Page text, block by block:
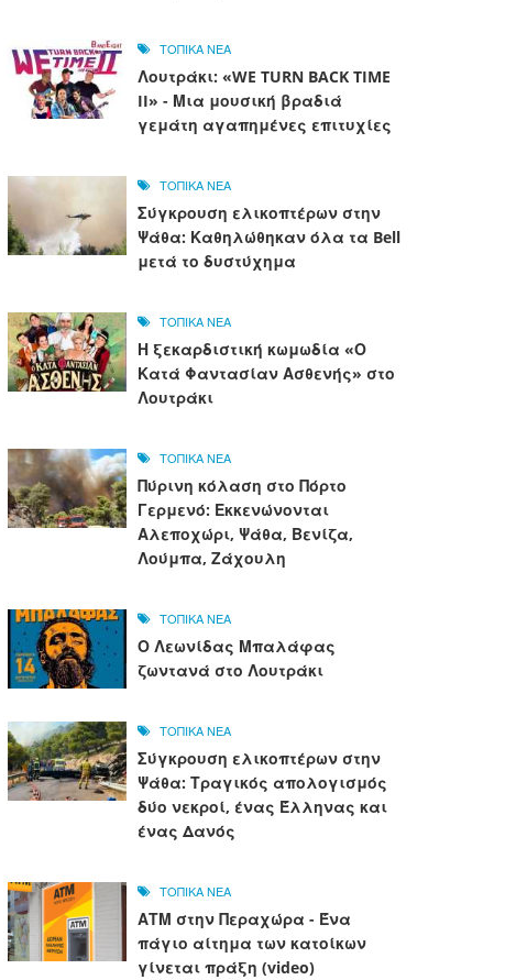
ΤΟΠΙΚΑ ΝΕΑ
Λουτράκι: «WE TURN BACK TIME
II» - Μια μουσική βραδιά
γεμάτη αγαπημένες επιτυχίες
ΤΟΠΙΚΑ ΝΕΑ
Σύγκρουση ελικοπτέρων στην
Ψάθα: Καθηλώθηκαν όλα τα Bell
μετά το δυστύχημα
ΤΟΠΙΚΑ ΝΕΑ
Η ξεκαρδιστική κωμωδία «Ο
Κατά Φαντασίαν Ασθενής» στο
Λουτράκι
ΤΟΠΙΚΑ ΝΕΑ
Πύρινη κόλαση στο Πόρτο
Γερμενό: Εκκενώνονται
Αλεποχώρι, Ψάθα, Βενίζα,
Λούμπα, Ζάχουλη
ΤΟΠΙΚΑ ΝΕΑ
Ο Λεωνίδας Μπαλάφας
ζωντανά στο Λουτράκι
ΤΟΠΙΚΑ ΝΕΑ
Σύγκρουση ελικοπτέρων στην
Ψάθα: Τραγικός απολογισμός
δύο νεκροί, ένας Έλληνας και
ένας Δανός
ΤΟΠΙΚΑ ΝΕΑ
ΑΤΜ στην Περαχώρα - Ένα
πάγιο αίτημα των κατοίκων
γίνεται πράξη (video)